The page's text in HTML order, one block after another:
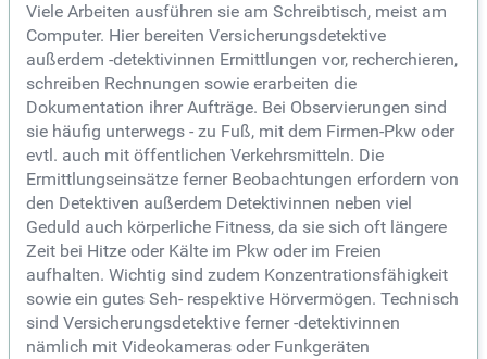
Viele Arbeiten ausführen sie am Schreibtisch, meist am
Computer. Hier bereiten Versicherungsdetektive
außerdem -detektivinnen Ermittlungen vor, recherchieren,
schreiben Rechnungen sowie erarbeiten die
Dokumentation ihrer Aufträge. Bei Observierungen sind
sie häufig unterwegs - zu Fuß, mit dem Firmen-Pkw oder
evtl. auch mit öffentlichen Verkehrsmitteln. Die
Ermittlungseinsätze ferner Beobachtungen erfordern von
den Detektiven außerdem Detektivinnen neben viel
Geduld auch körperliche Fitness, da sie sich oft längere
Zeit bei Hitze oder Kälte im Pkw oder im Freien
aufhalten. Wichtig sind zudem Konzentrationsfähigkeit
sowie ein gutes Seh- respektive Hörvermögen. Technisch
sind Versicherungsdetektive ferner -detektivinnen
nämlich mit Videokameras oder Funkgeräten